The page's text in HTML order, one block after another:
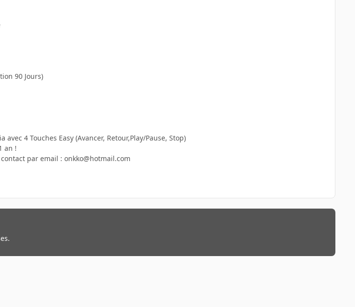
90 Jours)
4 Touches Easy (Avancer, Retour,Play/Pause, Stop)
an !
par email : onkko@hotmail.com